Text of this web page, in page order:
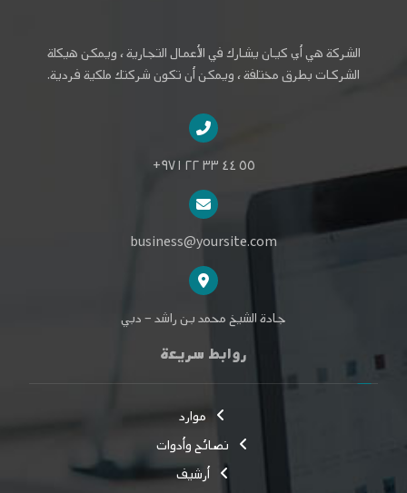
الشركة هي أي كيان يشارك في الأعمال التجارية ، ويمكن هيكلة
الشركات بطرق مختلفة ، ويمكن أن تكون شركتك ملكية فردية.
٥٥ ٤٤ ٣٣ ٢٢ ٩٧١+
business@yoursite.com
جادة الشيخ محمد بن راشد – دبي
روابط سريعة
موارد
نصائح وأدوات
أرشيف